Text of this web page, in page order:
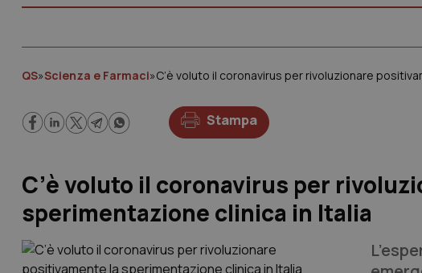
QS»Scienza e Farmaci»C’è voluto il coronavirus per rivoluzionare
Stampa
C’è voluto il coronavirus per
sperimentazione clinica in Italia